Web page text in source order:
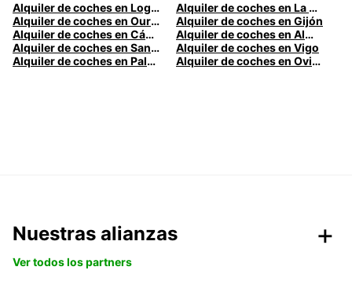
Alquiler de coches en Logroño
Alquiler de coches en La Coruña
Alquiler de coches en Ourense
Alquiler de coches en Gijón
Alquiler de coches en Cádiz
Alquiler de coches en Almería
Alquiler de coches en Santander
Alquiler de coches en Vigo
Alquiler de coches en Palma
Alquiler de coches en Oviedo
Nuestras alianzas
Ver todos los partners